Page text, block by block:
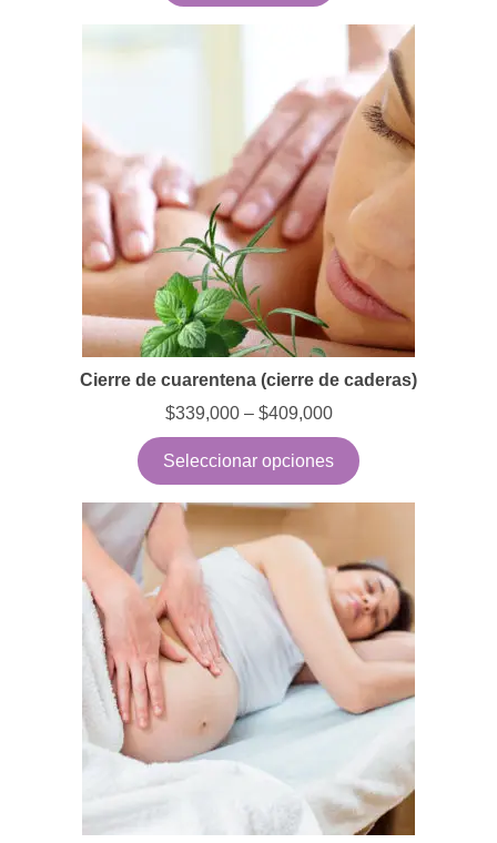
Cierre de cuarentena (cierre de caderas)
$339,000– $409,000
Seleccionar opciones